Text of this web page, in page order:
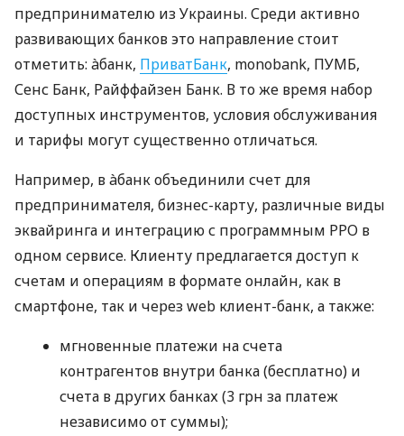
предпринимателю из Украины. Среди активно
развивающих банков это направление стоит
отметить: àбанк, ПриватБанк, monobank, ПУМБ,
Сенс Банк, Райффайзен Банк. В то же время набор
доступных инструментов, условия обслуживания
и тарифы могут существенно отличаться.
Например, в àбанк объединили счет для
предпринимателя, бизнес-карту, различные виды
эквайринга и интеграцию с программным РРО в
одном сервисе. Клиенту предлагается доступ к
счетам и операциям в формате онлайн, как в
смартфоне, так и через web клиент-банк, а также:
мгновенные платежи на счета
контрагентов внутри банка (бесплатно) и
счета в других банках (3 грн за платеж
независимо от суммы);